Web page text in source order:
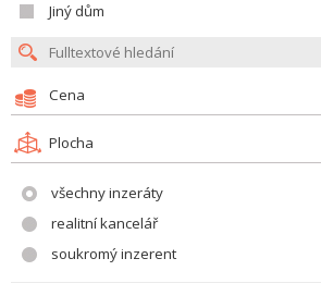
Jiný dům
Cena
Plocha
všechny inzeráty
realitní kancelář
soukromý inzerent